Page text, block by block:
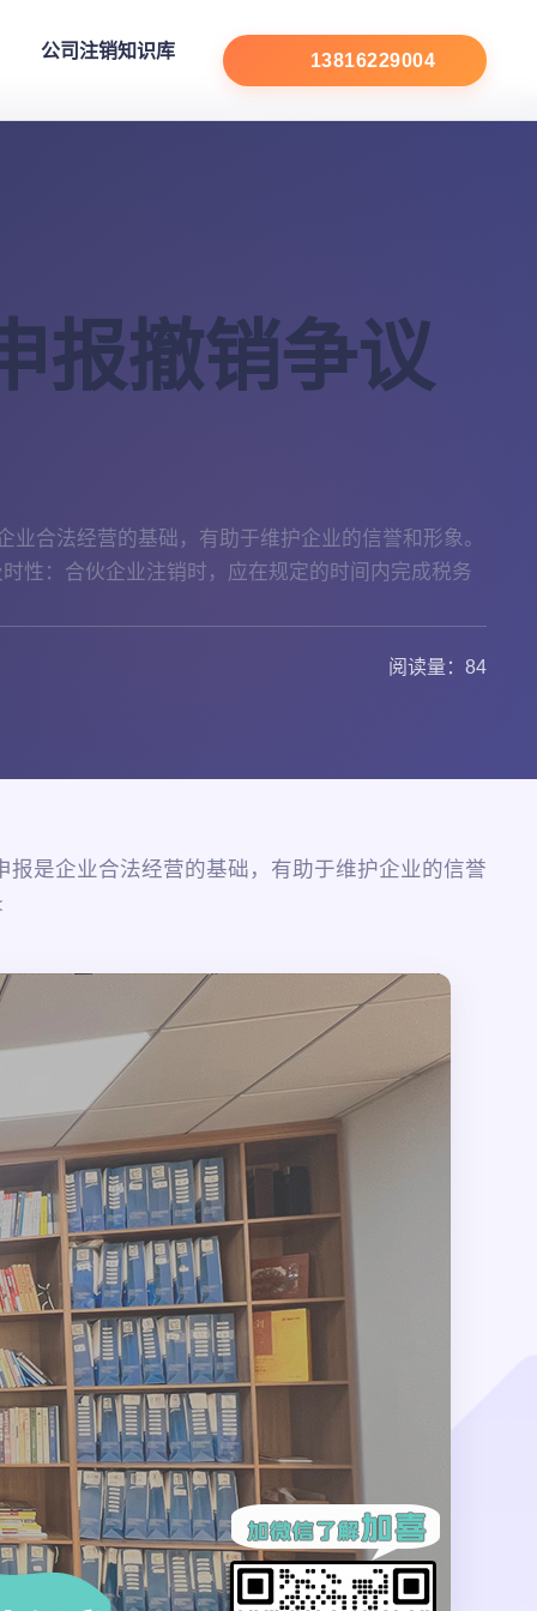
公司注销知识库 13816229004
报撤销争议
合法经营的基础，有助于维护企业的信誉和形象。
性：合伙企业注销时，应在规定的时间内完成税务
阅读量：84
是企业合法经营的基础，有助于维护企业的信誉